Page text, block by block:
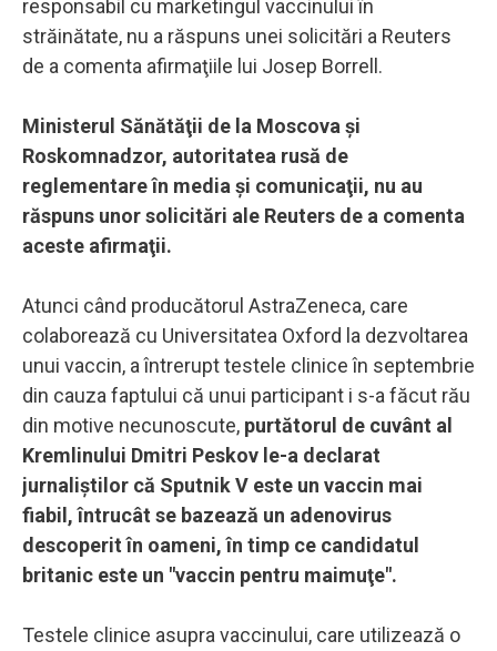
responsabil cu marketingul vaccinului în
străinătate, nu a răspuns unei solicitări a Reuters
de a comenta afirmaţiile lui Josep Borrell.
Ministerul Sănătăţii de la Moscova şi
Roskomnadzor, autoritatea rusă de
reglementare în media şi comunicaţii, nu au
răspuns unor solicitări ale Reuters de a comenta
aceste afirmaţii.
Atunci când producătorul AstraZeneca, care
colaborează cu Universitatea Oxford la dezvoltarea
unui vaccin, a întrerupt testele clinice în septembrie
din cauza faptului că unui participant i s-a făcut rău
din motive necunoscute, purtătorul de cuvânt al
Kremlinului Dmitri Peskov le-a declarat
jurnaliştilor că Sputnik V este un vaccin mai
fiabil, întrucât se bazează un adenovirus
descoperit în oameni, în timp ce candidatul
britanic este un "vaccin pentru maimuţe".
Testele clinice asupra vaccinului, care utilizează o